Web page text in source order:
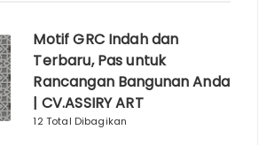
Motif GRC Indah dan
Terbaru, Pas untuk
Rancangan Bangunan Anda
| CV.ASSIRY ART
12 Total Dibagikan